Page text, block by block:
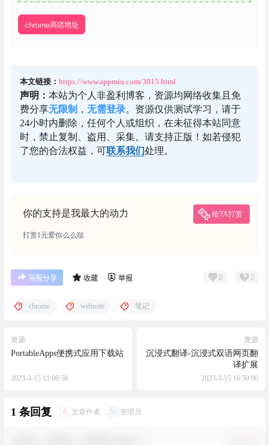
chrome商店地址
本文链接： https://www.appmiu.com/3015.html
声明： 本站为个人非盈利博客，资源均网络收集且免
费分享无限制 ， 无需登录。资源仅供测试学习，请于
24小时内删除，任何个人或组织，在未征得本站同意
时，禁止复制、盗用、采集。请支持正版！如若侵犯
了您的合法权益，可联系我们处理。
你的支持是我最大的动力 给TA打赏
打赏1元爱你么么哒
海报分享 收藏 举报 0 0
chrome webnote 笔记
资源
PortableApps便携式应用下载站
2023-3-15 11:00:58
资源
沉浸式翻译-沉浸式双语网页翻
译扩展
2023-3-15 16:59:00
1 条回复 A 文章作者 M 管理员